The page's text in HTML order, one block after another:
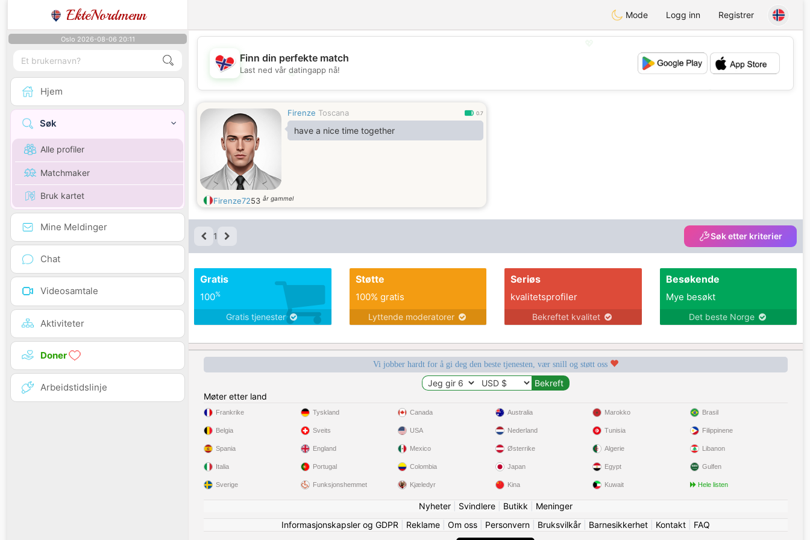
EkteNordmenn Mode Logg inn Registrer
Oslo 2026-08-06 20:11
Hjem
Søk
Alle profiler
Matchmaker
Bruk kartet
Mine Meldinger
Chat
Videosamtale
Aktiviteter
Doner
Arbeidstidslinje
💖
💕
Finn din perfekte match
Last ned vår datingapp nå!
Firenze Toscana 0.7
have a nice time together
Firenze7253 år gammel
1 Søk etter kriterier
Gratis
100%
Gratis tjenester
Støtte
100% gratis
Lyttende moderatorer
Seriøs
kvalitetsprofiler
Bekreftet kvalitet
Besøkende
Mye besøkt
Det beste Norge
Vi jobber hardt for å gi deg den beste tjenesten, vær snill og støtt oss
Møter etter land
Frankrike
Belgia
Spania
Italia
Sverige
Tyskland
Sveits
England
Portugal
Funksjonshemmet
Canada
USA
Mexico
Colombia
Kjæledyr
Australia
Nederland
Østerrike
Japan
Kina
Marokko
Tunisia
Algerie
Egypt
Kuwait
Brasil
Filippinene
Libanon
Gulfen
Hele listen
Nyheter| Svindlere| Butikk
Meninger
Informasjonskapsler og GDPR
Reklame| Om oss| Personvern| Bruksvilkår| Barnesikkerhet| Kontakt| FAQ